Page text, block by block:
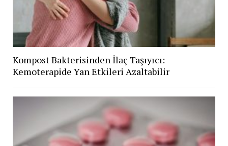
Kompost Bakterisinden İlaç Taşıyıcı:
Kemoterapide Yan Etkileri Azaltabilir